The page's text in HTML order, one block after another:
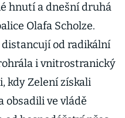
hnutí a dnešní druhá
Olafa Scholze.
distancují od radikální
i vnitrostranický
kdy Zelení získali
obsadili ve vládě